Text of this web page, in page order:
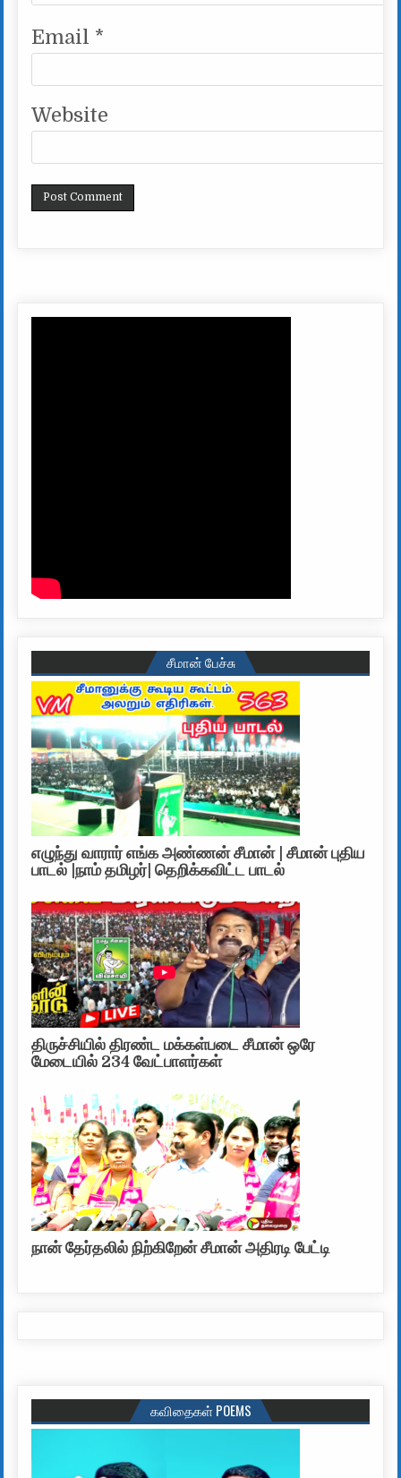
Email *
Website
சீமான் பேச்சு
எழுந்து வாரார் எங்க அண்ணன் சீமான் | சீமான் புதிய
பாடல் |நாம் தமிழர்| தெறிக்கவிட்ட பாடல்
திருச்சியில் திரண்ட மக்கள்படை சீமான் ஒரே
மேடையில் 234 வேட்பாளர்கள்
நான் தேர்தலில் நிற்கிறேன் சீமான் அதிரடி பேட்டி
கவிதைகள் POEMS